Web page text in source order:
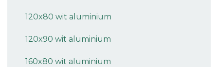
120x80 wit aluminium
120x90 wit aluminium
160x80 wit aluminium